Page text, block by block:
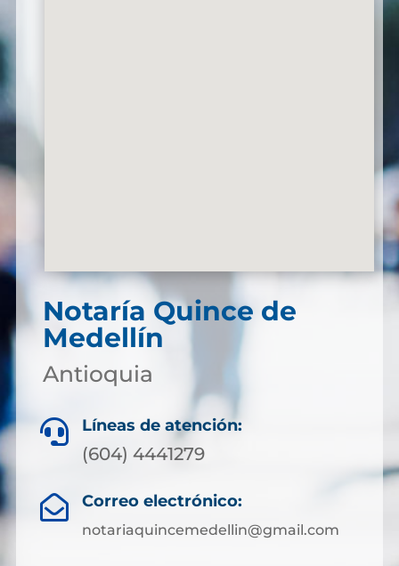
Notaría Quince de
Medellín
Antioquia
 Líneas de atención:
(604) 4441279
 Correo electrónico:
notariaquincemedellin@gmail.com